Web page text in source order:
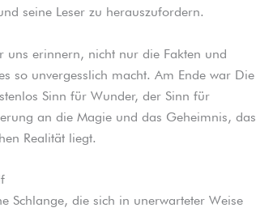
seine Leser zu herauszufordern.
uns erinnern, nicht nur die Fakten und
so unvergesslich macht. Am Ende war Die
Sinn für Wunder, der Sinn für
an die Magie und das Geheimnis, das
Realität liegt.
Schlange, die sich in unerwarteter Weise